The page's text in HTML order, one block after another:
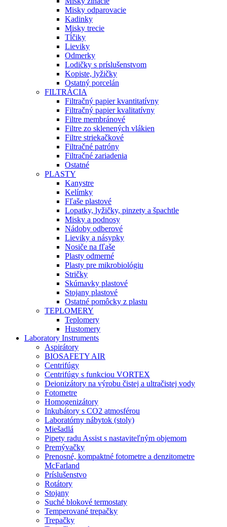
Misky odparovacie
Kadinky
Misky trecie
Tĺčiky
Lieviky
Odmerky
Lodičky s príslušenstvom
Kopiste, lyžičky
Ostatný porcelán
FILTRÁCIA
Filtračný papier kvantitatívny
Filtračný papier kvalitatívny
Filtre membránové
Filtre zo sklenených vlákien
Filtre striekačkové
Filtračné patróny
Filtračné zariadenia
Ostatné
PLASTY
Kanystre
Kelímky
Fľaše plastové
Lopatky, lyžičky, pinzety a špachtle
Misky a podnosy
Nádoby odberové
Lieviky a násypky
Nosiče na fľaše
Plasty odmerné
Plasty pre mikrobiológiu
Stričky
Skúmavky plastové
Stojany plastové
Ostatné pomôcky z plastu
TEPLOMERY
Teplomery
Hustomery
Laboratory Instruments
Aspirátory
BIOSAFETY AIR
Centrifúgy
Centrifúgy s funkciou VORTEX
Deionizátory na výrobu čistej a ultračistej vody
Fotometre
Homogenizátory
Inkubátory s CO2 atmosférou
Laboratórny nábytok (stoly)
Miešadlá
Pipety radu Assist s nastaviteľným objemom
Premývačky
Prenosné, kompaktné fotometre a denzitometre
McFarland
Príslušenstvo
Rotátory
Stojany
Suché blokové termostaty
Temperované trepačky
Trepačky